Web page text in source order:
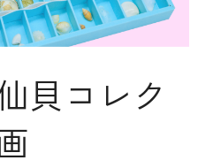
貝コレク